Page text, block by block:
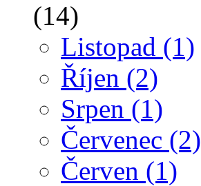
(14)
Listopad (1)
Říjen (2)
Srpen (1)
Červenec (2)
Červen (1)